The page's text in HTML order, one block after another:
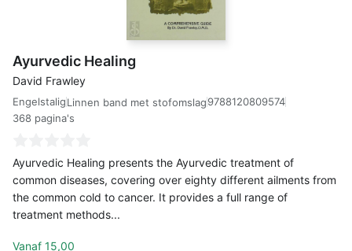
Ayurvedic Healing
David Frawley
EngelstaligLinnen band met stofomslag9788120809574
368 pagina's
Ayurvedic Healing presents the Ayurvedic treatment of
common diseases, covering over eighty different ailments from
the common cold to cancer. It provides a full range of
treatment methods...
Vanaf 15,00